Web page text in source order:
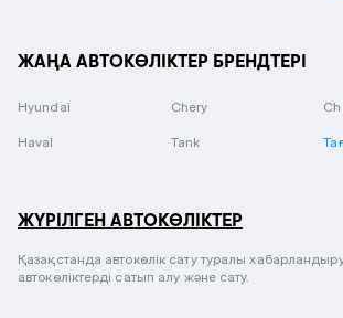
ЖАҢА АВТОКӨЛІКТЕР БРЕНДТЕРІ
Hyundai Chery
Haval Tank
ЖҮРІЛГЕН АВТОКӨЛІКТЕР
Қазақстанда автокөлік сату туралы
автокөліктерді сатып алу және сату.